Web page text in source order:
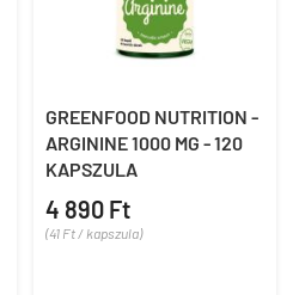
GREENFOOD NUTRITION -
ARGININE 1000 MG - 120
KAPSZULA
4 890 Ft
(41 Ft / kapszula)